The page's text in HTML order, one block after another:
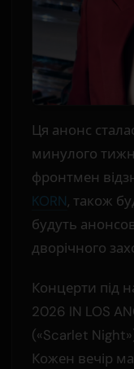
Ця анонс
минулого
фронтмен
KORN, також
будуть
дворічного
Концерти під
2026 IN LOS
(«Scarlet
Кожен вечір